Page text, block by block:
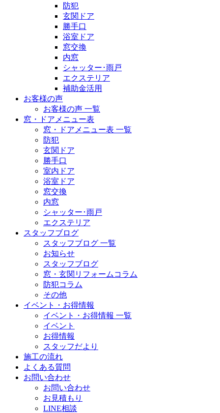
防犯
玄関ドア
勝手口
浴室ドア
窓交換
内窓
シャッター･雨戸
エクステリア
補助金活用
お客様の声
お客様の声 一覧
窓・ドアメニュー表
窓・ドアメニュー表 一覧
防犯
玄関ドア
勝手口
室内ドア
浴室ドア
窓交換
内窓
シャッター･雨戸
エクステリア
スタッフブログ
スタッフブログ 一覧
お知らせ
スタッフブログ
窓・玄関リフォームコラム
防犯コラム
その他
イベント・お得情報
イベント・お得情報 一覧
イベント
お得情報
スタッフだより
施工の流れ
よくある質問
お問い合わせ
お問い合わせ
お見積もり
LINE相談